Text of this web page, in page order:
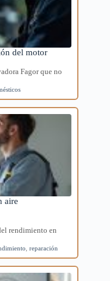
del motor
Fagor que no
aire
rendimiento en
reparación